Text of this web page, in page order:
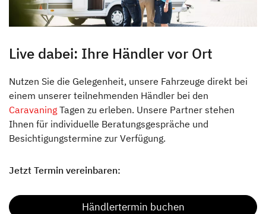
Live dabei: Ihre Händler vor Ort
Nutzen Sie die Gelegenheit, unsere Fahrzeuge direkt bei
einem unserer teilnehmenden Händler bei den
Caravaning Tagen zu erleben. Unsere Partner stehen
Ihnen für individuelle Beratungsgespräche und
Besichtigungstermine zur Verfügung.
Jetzt Termin vereinbaren:
Händlertermin buchen
Dethleffs Händlersuche
Finde den Dethleffs Händler in deiner Nähe